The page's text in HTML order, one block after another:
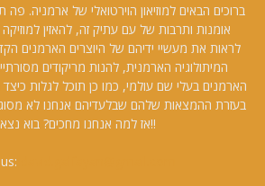
ברוכים הבאים למוזיאון הוירטואלי של ארמניה.
אומנות ותרבות של עם עתיק זה, להאזין
לראות את מעשיי ידיהם של היוצרים הארמנים
המיתולוגיה הארמנית, להנות מריקודים
הארמנים בעלי שם עולמי, כמו כן תוכל לגלות
בעזרת ההמצאות שלהם שבלעדיהם אנחנו לא
!!אז למה אנחנו מחכים? בוא